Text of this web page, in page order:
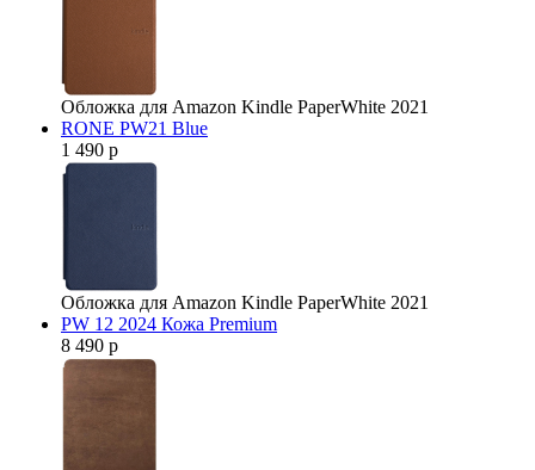
Обложка для Amazon Kindle PaperWhite 2021
RONE PW21 Blue
1 490 р
Обложка для Amazon Kindle PaperWhite 2021
PW 12 2024 Кожа Premium
8 490 р